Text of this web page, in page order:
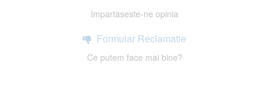
Impartaseste-ne opinia
Formular Reclamatie
Ce putem face mai bine?